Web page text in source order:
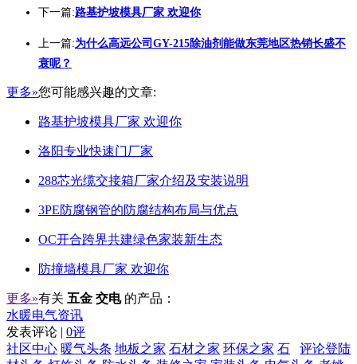
下一篇:路基护坡模具厂家 欢迎你
上一篇:为什么高远公司GY-215除油剂能做东莞地区热销长盛不
衰呢？
更多»您可能感兴趣的文章:
路基护坡模具厂家 欢迎你
洛阳专业快速门厂家
288芯光缆交接箱厂家介绍及安装说明
3PE防腐钢管的防腐结构布局与优点
OC开合跨界共建绿色家装新生态
防撞墙模具厂家 欢迎你
更多»有关 五金 交电 的产品：
水暖电气资讯
发表评论 | 0评
评论登陆
社区中心 暖气头条 地板之家 石材之家 环保之家 石